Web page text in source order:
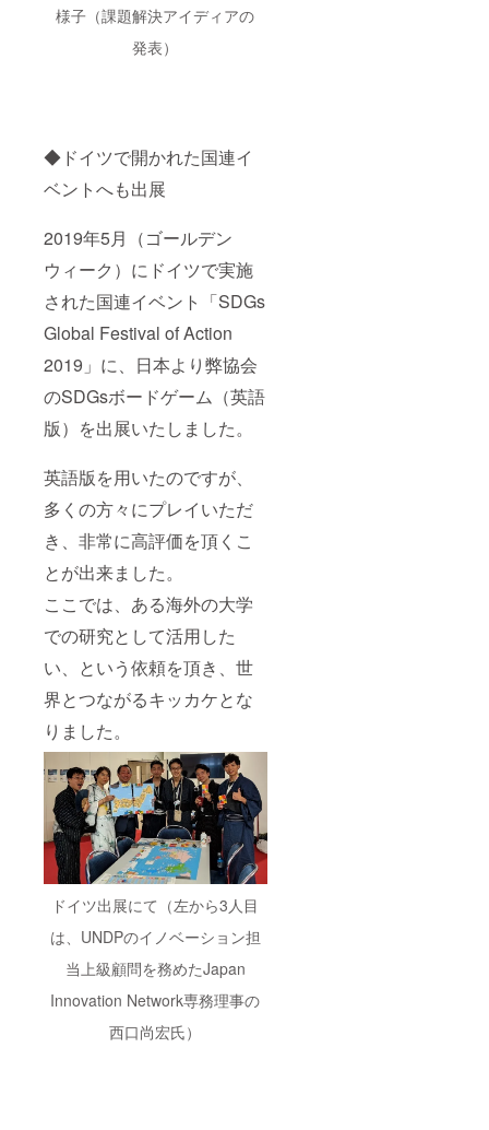
様子（課題解決アイディアの
発表）
◆ドイツで開かれた国連イ
ベントへも出展
2019年5月（ゴールデン
ウィーク）にドイツで実施
された国連イベント「SDGs
Global Festival of Action
2019」に、日本より弊協会
のSDGsボードゲーム（英語
版）を出展いたしました。
英語版を用いたのですが、
多くの方々にプレイいただ
き、非常に高評価を頂くこ
とが出来ました。
ここでは、ある海外の大学
での研究として活用した
い、という依頼を頂き、世
界とつながるキッカケとな
りました。
ドイツ出展にて（左から3人目
は、UNDPのイノベーション担
当上級顧問を務めたJapan
Innovation Network専務理事の
西口尚宏氏）